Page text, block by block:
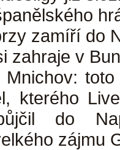
zamíří do
zahraje v
Mnichov:
kterého
do
zájmu